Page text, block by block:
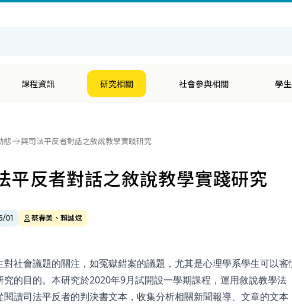
課程資訊 研究相關 社會參與相關 學
態 與司法平反者對話之敘說教學實踐研究
平反者對話之敘說教學實踐研究
01 蔡春美、賴誠斌
對社會議題的關注，如冤獄錯案的議題，尤其是心理學系學生可以
究的目的。本研究於2020年9月試開設一學期課程，運用敘說教學
閱讀司法平反者的判決書文本，收集分析相關新聞報導、文章的文